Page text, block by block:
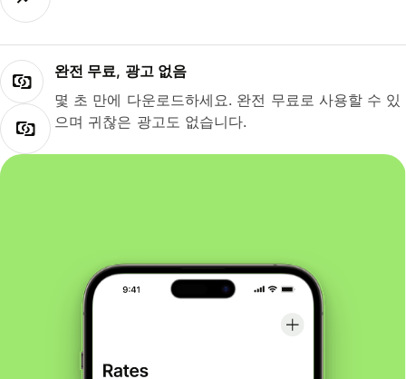
완전 무료, 광고 없음
몇 초 만에 다운로드하세요. 완전 무료로 사용할 수 있
으며 귀찮은 광고도 없습니다.